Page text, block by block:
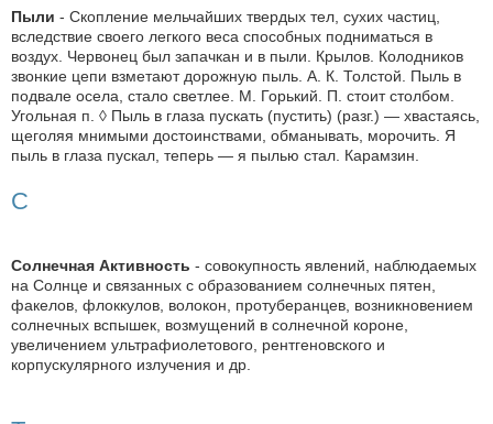
Пыли - Скопление мельчайших твердых тел, сухих частиц,
вследствие своего легкого веса способных подниматься в
воздух. Червонец был запачкан и в пыли. Крылов. Колодников
звонкие цепи взметают дорожную пыль. А. К. Толстой. Пыль в
подвале осела, стало светлее. М. Горький. П. стоит столбом.
Угольная п. ◊ Пыль в глаза пускать (пустить) (разг.) — хвастаясь,
щеголяя мнимыми достоинствами, обманывать, морочить. Я
пыль в глаза пускал, теперь — я пылью стал. Карамзин.
С
Солнечная Активность - совокупность явлений, наблюдаемых
на Солнце и связанных с образованием солнечных пятен,
факелов, флоккулов, волокон, протуберанцев, возникновением
солнечных вспышек, возмущений в солнечной короне,
увеличением ультрафиолетового, рентгеновского и
корпускулярного излучения и др.